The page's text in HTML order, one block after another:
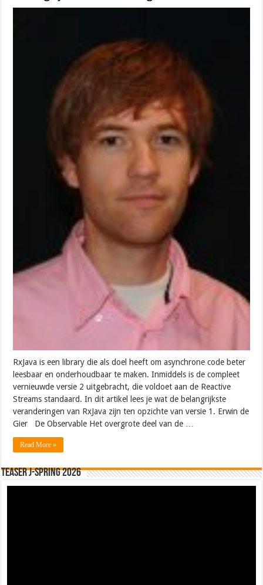
RxJava is een library die als doel heeft om asynchrone code beter
leesbaar en onderhoudbaar te maken. Inmiddels is de compleet
vernieuwde versie 2 uitgebracht, die voldoet aan de Reactive
Streams standaard. In dit artikel lees je wat de belangrijkste
veranderingen van RxJava zijn ten opzichte van versie 1. Erwin de
Gier De Observable Het overgrote deel van de …
Read More »
Teaser J-Spring 2026